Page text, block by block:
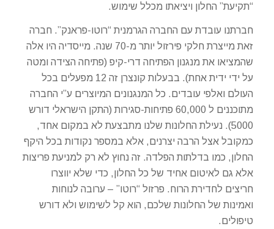
“תקיעת” החלון ויציאתו מכלל שימוש.
חברתנו עובדת עם החברה הגרמנית “רוטו-פראנק”. חברה
זאת מייצרת חלקי פירזול יותר מ-70 שנה. מייסדיה היו אלה
שהמציאו את מנגנון הפתיחה דרי-קיפ (פתיחה הצידה ומטה
על ידי ידית אחת). בבעלות קונצרן זה 12 מפעלים בכל
העולם ואלפי עובדים. כל המנגנונים המיוצרים ע”י החברה
מתוכננים ל 60,000 פתיחות-סגירות (התקן הישראלי דורש
5000). נעילת החלונות שלנו מתבצעת לא במקום אחד,
כמקובל אצל הרבה יצרנים, אלא במספר נקודות בכל היקף
החלון, כמו בדלתות הפלדה. זה נחוץ לא רק למניעת פריצות
אלא גם לאיטום אחיד של כל החלון, כדי שלא יווצרו
חריצים לחדירת הרוח. פרזול “רוטו” – ערובה לנוחות
ואמינות של החלונות שלכם, הוא קל לשימוש ולא דורש
טיפולים.